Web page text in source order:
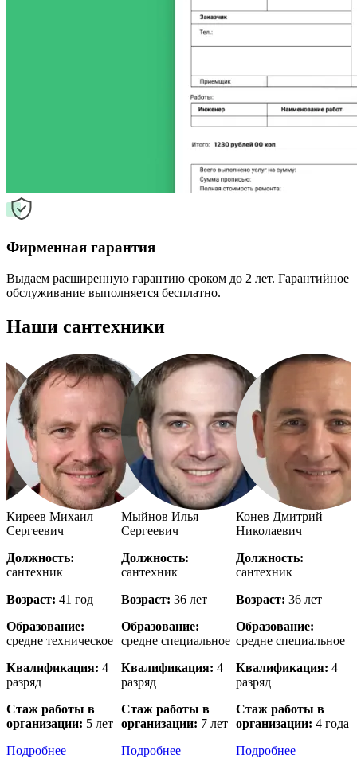
Фирменная гарантия
Выдаем расширенную гарантию сроком до 2 лет. Гарантийное
обслуживание выполняется бесплатно.
Наши сантехники
Киреев Михаил
Сергеевич
Должность:
сантехник
Возраст: 41 год
Образование:
средне техническое
Квалификация: 4
разряд
Стаж работы в
организации: 5 лет
Подробнее
Мыйнов Илья
Сергеевич
Должность:
сантехник
Возраст: 36 лет
Образование:
средне специальное
Квалификация: 4
разряд
Стаж работы в
организации: 7 лет
Подробнее
Конев Дмитрий
Николаевич
Должность:
сантехник
Возраст: 36 лет
Образование:
средне специальное
Квалификация: 4
разряд
Стаж работы в
организации: 4 года
Подробнее